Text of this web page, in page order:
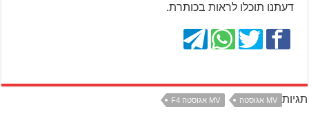
דעתנו תוכלו לראות בכותרת.
תגיות MV אגוסטה MV אגוסטה F4